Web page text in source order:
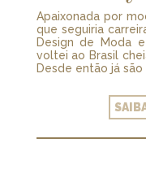
Apaixonada por
que seguiria
Design de Moda
voltei ao Brasil
Desde então já são